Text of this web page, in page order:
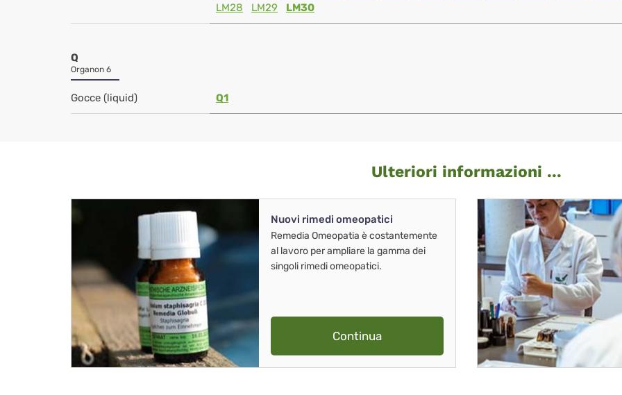
LM28
LM29 LM30
Q
Organon 6
Gocce (liquid) Q1
Ulteriori informazioni ...
Nuovi rimedi omeopatici
Remedia Omeopatia è costantemente
al lavoro per ampliare la gamma dei
singoli rimedi omeopatici.
Continua